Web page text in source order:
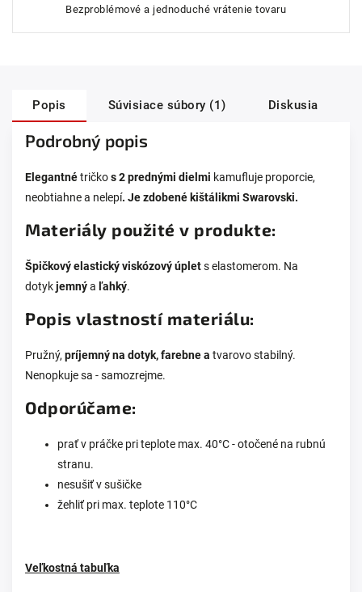
Bezproblémové a jednoduché vrátenie tovaru
Popis Súvisiace súbory (1) Diskusia
Podrobný popis
Elegantnétričkos 2 prednými dielmi kamufluje proporcie,
neobtiahne a nelepí. Je zdobené kištálikmi Swarovski.
Materiály použité v produkte:
Špičkový elastický viskózový úplets elastomerom. Na
dotykjemnýa ľahký.
Popis vlastností materiálu:
Pružný, príjemný na dotyk, farebne a tvarovo stabilný.
Nenopkuje sa - samozrejme.
Odporúčame:
prať v práčke pri teplote max. 40°C - otočené na rubnú
stranu.
nesušiť v sušičke
žehliť pri max. teplote 110°C
Veľkostná tabuľka